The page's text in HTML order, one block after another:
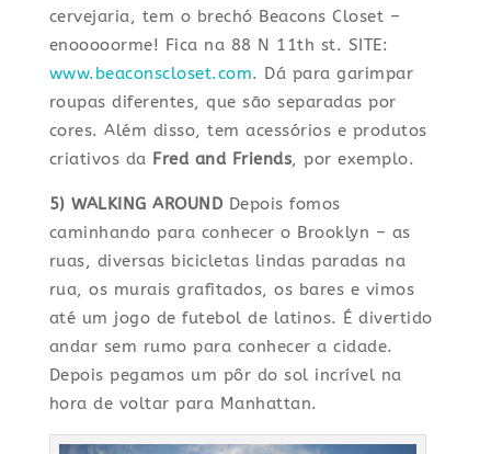
cervejaria, tem o brechó Beacons Closet –
enooooorme! Fica na 88 N 11th st. SITE:
www.beaconscloset.com. Dá para garimpar
roupas diferentes, que são separadas por
cores. Além disso, tem acessórios e produtos
criativos da Fred and Friends, por exemplo.
5) WALKING AROUND Depois fomos
caminhando para conhecer o Brooklyn – as
ruas, diversas bicicletas lindas paradas na
rua, os murais grafitados, os bares e vimos
até um jogo de futebol de latinos. É divertido
andar sem rumo para conhecer a cidade.
Depois pegamos um pôr do sol incrível na
hora de voltar para Manhattan.